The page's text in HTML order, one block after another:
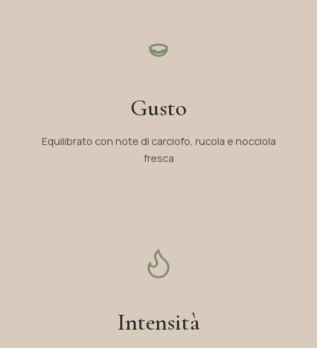
Gusto
Equilibrato con note di carciofo, rucola e nocciola
fresca
Intensità